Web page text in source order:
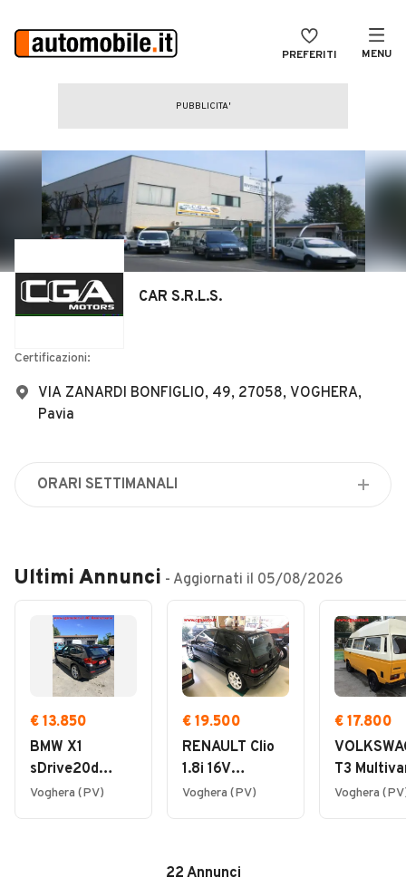
PREFERITI MENU
CERCA
Auto usate
Auto Km 0
Auto Nuove
Noleggio a lungo termine
Auto d'epoca
Veicoli Commerciali
MAGAZINE
ACCEDI
CAR S.R.L.S.
Certificazioni:
VIA ZANARDI BONFIGLIO, 49, 27058, VOGHERA,
Pavia
ORARI SETTIMANALI
Martedì
08:00 - 12:30 / 14:00 - 18:30
Mercoledì
08:00 - 12:30 / 14:00 - 18:30
Giovedì
08:00 - 12:30 / 14:00 - 18:30
Venerdì
08:00 - 12:30 / 14:00 - 18:30
Sabato
08:00 - 12:30
Domenica
Ultimi Annunci - Aggiornati il 05/08/2026
€ 13.850
BMW X1
sDrive20d
Msport
Voghera (PV)
€ 19.500
RENAULT Clio
1.8i 16V
OMAGGIO
Voghera (PV)
€ 17.800
T3
trasporter
Voghera
22 Annunci